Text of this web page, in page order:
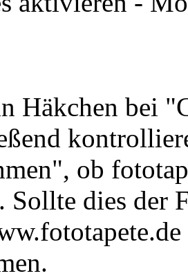
Häkchen bei
ob
Sollte dies der